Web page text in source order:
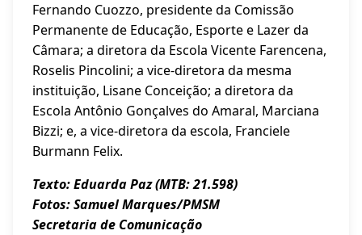
Fernando Cuozzo, presidente da Comissão
Permanente de Educação, Esporte e Lazer da
Câmara; a diretora da Escola Vicente Farencena,
Roselis Pincolini; a vice-diretora da mesma
instituição, Lisane Conceição; a diretora da
Escola Antônio Gonçalves do Amaral, Marciana
Bizzi; e, a vice-diretora da escola, Franciele
Burmann Felix.
Texto: Eduarda Paz (MTB: 21.598)
Fotos: Samuel Marques/PMSM
Secretaria de Comunicação